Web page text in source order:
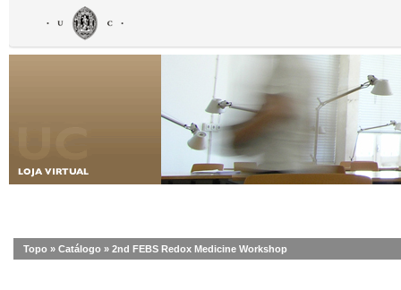
Topo » Catálogo » 2nd FEBS Redox Medicine Workshop